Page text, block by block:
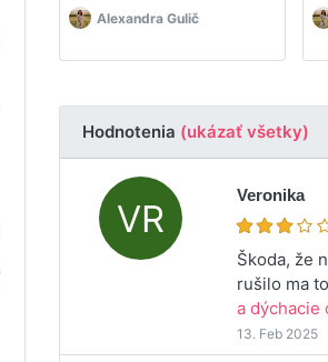
Alexandra Gulič
Hodnotenia (ukázať všetky)
Veronika
Škoda, že
rušilo ma
a dýchacie
13. Feb 2025